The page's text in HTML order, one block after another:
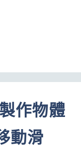
作物體
動滑